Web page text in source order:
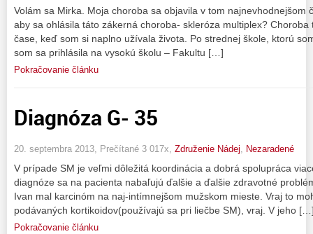
Volám sa Mirka. Moja choroba sa objavila v tom najnevhodnejšom
aby sa ohlásila táto zákerná choroba- skleróza multiplex?
čase, keď som si naplno užívala života. Po strednej škole, ktorú
som sa prihlásila na vysokú školu – Fakultu […]
Pokračovanie článku
Diagnóza G- 35
20. septembra 2013, Prečítané 3 017x, Združenie Nádej, Nezaradené
V prípade SM je veľmi dôležitá koordinácia a dobrá spolupráca
diagnóze sa na pacienta nabaľujú ďalšie a ďalšie zdravotné
Ivan mal karcinóm na naj-intímnejšom mužskom mieste. Vraj to
podávaných kortikoidov(používajú sa pri liečbe SM), vraj. V jeho
Pokračovanie článku